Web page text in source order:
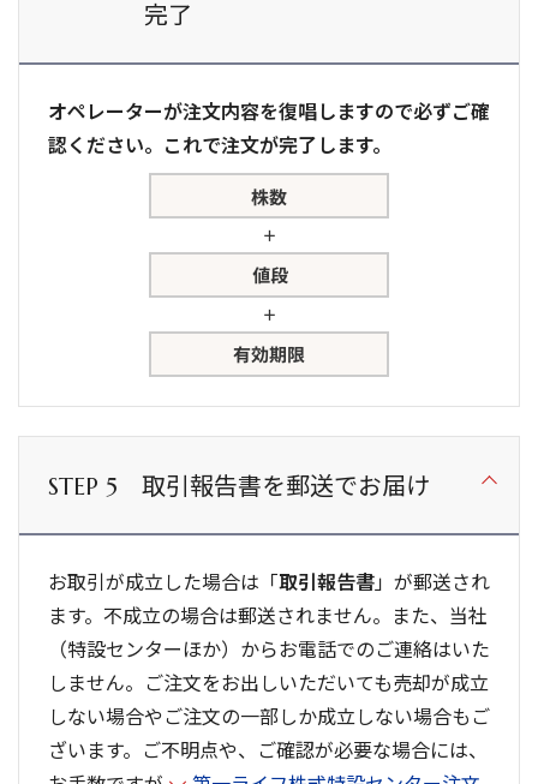
完了
オペレーターが注文内容を復唱しますので必ずご確
認ください。これで注文が完了します。
STEP 5 取引報告書を郵送でお届け
お取引が成立した場合は「取引報告書」が郵送され
ます。不成立の場合は郵送されません。また、当社
（特設センターほか）からお電話でのご連絡はいた
しません。ご注文をお出しいただいても売却が成立
しない場合やご注文の一部しか成立しない場合もご
ざいます。ご不明点や、ご確認が必要な場合には、